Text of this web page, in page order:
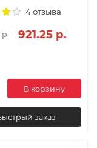
4 отзыва
р. 921.25 р.
В корзину
заказ